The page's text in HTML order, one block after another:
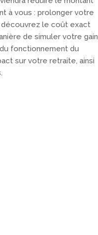
à vous : prolonger votre
découvrez le coût exact
de simuler votre gain
fonctionnement du
sur votre retraite, ainsi